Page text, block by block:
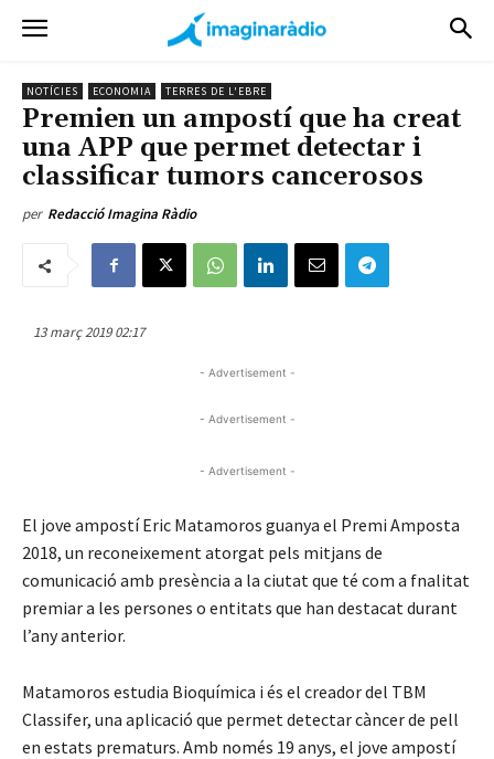
NOTÍCIES ECONOMIA TERRES DE L'EBRE
Premien un ampostí que ha creat
una APP que permet detectar i
classificar tumors cancerosos
per Redacció Imagina Ràdio
13 març 2019 02:17
- Advertisement -
- Advertisement -
- Advertisement -
El jove ampostí Eric Matamoros guanya el Premi Amposta
2018, un reconeixement atorgat pels mitjans de
comunicació amb presència a la ciutat que té com a fnalitat
premiar a les persones o entitats que han destacat durant
l’any anterior.
Matamoros estudia Bioquímica i és el creador del TBM
Classifer, una aplicació que permet detectar càncer de pell
en estats prematurs. Amb només 19 anys, el jove ampostí